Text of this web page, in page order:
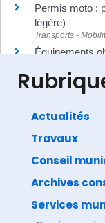
Permis moto :
légère)
Transports -
Équipements
Direction de l'information
Actualités
Travaux
Conseil
Archives
Services